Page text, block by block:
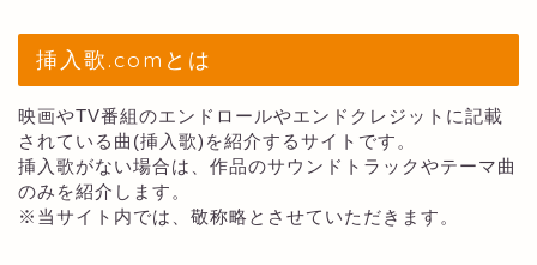
挿入歌.comとは
映画やTV番組のエンドロールやエンドクレジットに記載
されている曲(挿入歌)を紹介するサイトです。
挿入歌がない場合は、作品のサウンドトラックやテーマ曲
のみを紹介します。
※当サイト内では、敬称略とさせていただきます。